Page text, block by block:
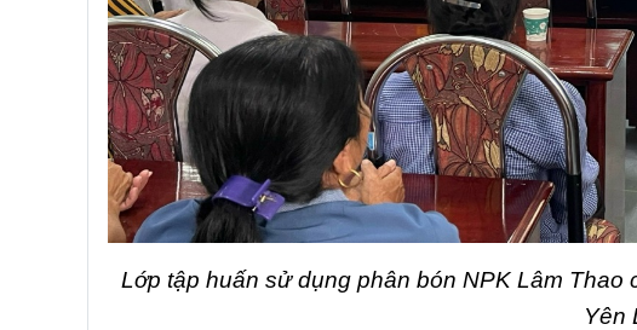
Lớp tập huấn sử dụng phân bón NPK Lâm
Yên